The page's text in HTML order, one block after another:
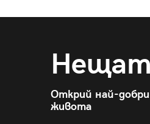
Открий най-
живота